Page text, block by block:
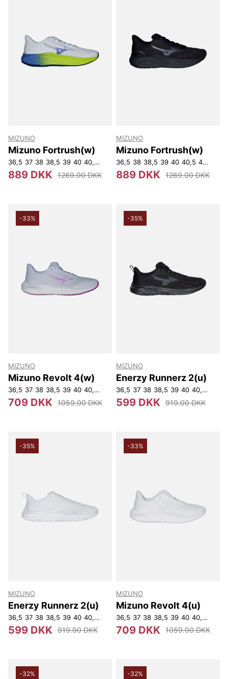
MIZUNO
Mizuno Fortrush(w)
36,5 37 38 38,5 39 40 40,5 42
889 DKK 1269.00 DKK
MIZUNO
Mizuno Fortrush(w)
36,5 38 38,5 39 40 40,5 41
889 DKK 1269.00 DKK
-33%
MIZUNO
Mizuno Revolt 4(w)
36,5 37 38 38,5 39 40 40,5
709 DKK 1059.00 DKK
-35%
MIZUNO
Enerzy Runnerz 2(u)
36,5 37 38 38,5 39 40 40,5
599 DKK 919.00 DKK
-35%
MIZUNO
Enerzy Runnerz 2(u)
36,5 37 38 38,5 39 40 40,5 42,5 43 44 44,5
599 DKK 919.00 DKK
-33%
MIZUNO
Mizuno Revolt 4(u)
36,5 37 38 38,5 39 40 40,5
709 DKK 1059.00 DKK
-32% -32%